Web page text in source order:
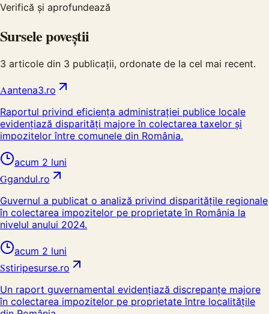
Verifică și aprofundează
Sursele poveștii
3 articole din 3 publicații, ordonate de la cel mai recent.
Aantena3.ro
Raportul privind eficiența administrației publice locale
evidențiază disparități majore în colectarea taxelor și
impozitelor între comunele din România.
acum 2 luni
Ggandul.ro
Guvernul a publicat o analiză privind disparitățile regionale
în colectarea impozitelor pe proprietate în România la
nivelul anului 2024.
acum 2 luni
Sstiripesurse.ro
Un raport guvernamental evidențiază discrepanțe majore
în colectarea impozitelor pe proprietate între localitățile